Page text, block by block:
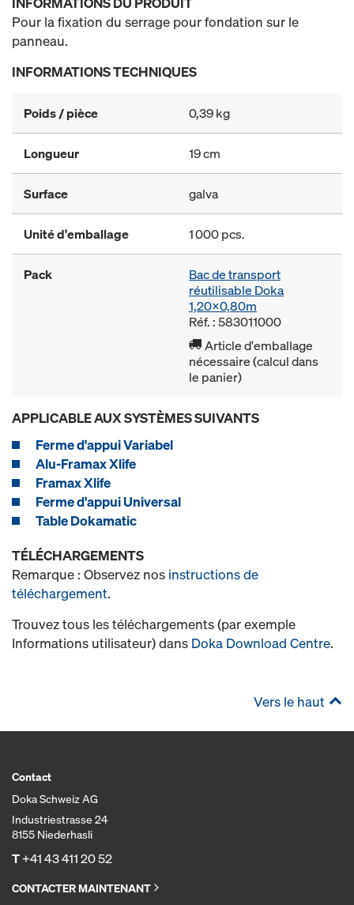
Pour la fixation du serrage pour fondation sur le
panneau.
INFORMATIONS TECHNIQUES
Poids / pièce 0,39 kg
Longueur 19 cm
Surface galva
Unité d'emballage 1 000 pcs.
Pack
Bac de transport
réutilisable Doka
1,20x0,80m
Réf. : 583011000
Article d'emballage
nécessaire (calcul dans
le panier)
APPLICABLE AUX SYSTÈMES SUIVANTS
Ferme d'appui Variabel
Alu-Framax Xlife
Framax Xlife
Ferme d'appui Universal
Table Dokamatic
TÉLÉCHARGEMENTS
Remarque : Observez nos instructions de
téléchargement.
Trouvez tous les téléchargements (par exemple
Informations utilisateur) dans Doka Download Centre.
Vers le haut
Contact
Doka Schweiz AG
Industriestrasse 24
8155 Niederhasli
T+41 43 411 20 52
CONTACTER MAINTENANT